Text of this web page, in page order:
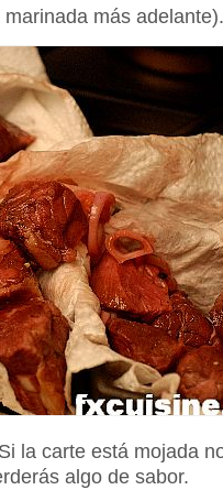
más adelante).
la carte está mojada
algo de sabor.